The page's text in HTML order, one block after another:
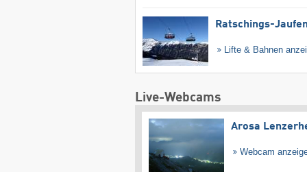
Ratschings-Jaufen
Lifte & Bahnen
Live-Webcams
Arosa
Webcam